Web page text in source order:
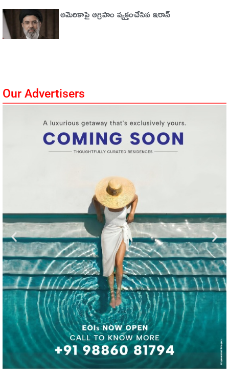
అమెరికాపై ఆగ్ర‌హం వ్య‌క్తంచేసిన ఇరాన్
Our Advertisers